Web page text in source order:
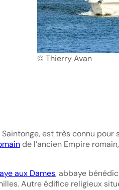
© Thierry Avan
est très connu pour
de l’ancien Empire romain,
aux Dames, abbaye
Autre édifice religieux